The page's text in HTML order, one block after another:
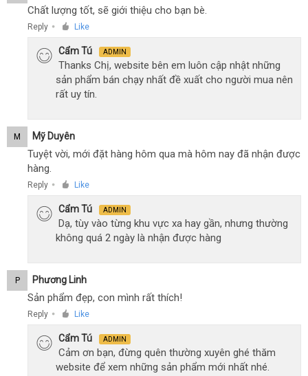
Chất lượng tốt, sẽ giới thiệu cho bạn bè.
Reply ● Like
Cẩm Tú ADMIN
Thanks Chị, website bên em luôn cập nhật những
sản phẩm bán chạy nhất đề xuất cho người mua nên
rất uy tín.
M Mỹ Duyên
Tuyệt vời, mới đặt hàng hôm qua mà hôm nay đã nhận được
hàng.
Reply ● Like
Cẩm Tú ADMIN
Dạ, tùy vào từng khu vực xa hay gần, nhưng thường
không quá 2 ngày là nhận được hàng
P Phương Linh
Sản phẩm đẹp, con mình rất thích!
Reply ● Like
Cẩm Tú ADMIN
Cảm ơn bạn, đừng quên thường xuyên ghé thăm
website để xem những sản phẩm mới nhất nhé.